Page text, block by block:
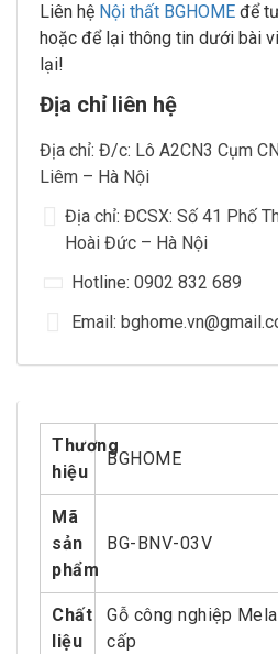
Liên hệ Nội thất BGHOME để
hoặc để lại thông tin dưới bài
lại!
Địa chỉ liên hệ
Địa chỉ: Đ/c: Lô A2CN3 Cụm
Liêm – Hà Nội
Địa chỉ: ĐCSX: Số 41 Phố
Hoài Đức – Hà Nội
Hotline: 0902 832 689
Email:
Thương
hiệu
BGHOME
Mã
sản
phẩm
BG-BNV-03V
Chất
liệu
Gỗ công nghiệp
cấp